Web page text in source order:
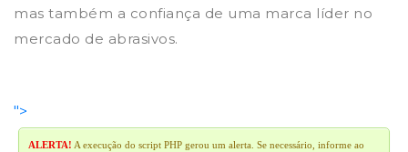
mas também a confiança de uma marca líder no
mercado de abrasivos.
">
ALERTA! A execução do script PHP gerou um alerta. Se necessário, informe ao